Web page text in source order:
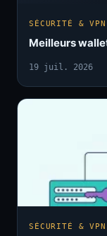
SÉCURITÉ & VPN
Meilleurs
19 juil. 2026
SÉCURITÉ & VPN